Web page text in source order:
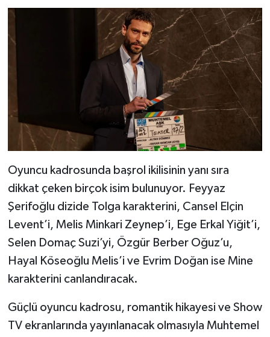
Oyuncu kadrosunda başrol ikilisinin yanı sıra
dikkat çeken birçok isim bulunuyor. Feyyaz
Şerifoğlu dizide Tolga karakterini, Cansel Elçin
Levent’i, Melis Minkari Zeynep’i, Ege Erkal Yiğit’i,
Selen Domaç Suzi’yi, Özgür Berber Oğuz’u,
Hayal Köseoğlu Melis’i ve Evrim Doğan ise Mine
karakterini canlandıracak.
Güçlü oyuncu kadrosu, romantik hikayesi ve Show
TV ekranlarında yayınlanacak olmasıyla Muhtemel